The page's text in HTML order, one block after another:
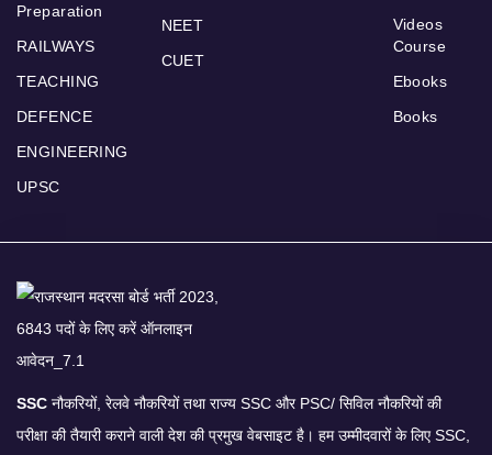
Preparation
RAILWAYS
TEACHING
DEFENCE
ENGINEERING
UPSC
NEET
CUET
Videos
Course
Ebooks
Books
SSC नौकरियों, रेलवे नौकरियों तथा राज्य SSC और PSC/ सिविल नौकरियों की
परीक्षा की तैयारी कराने वाली देश की प्रमुख वेबसाइट है। हम उम्मीदवारों के लिए SSC,